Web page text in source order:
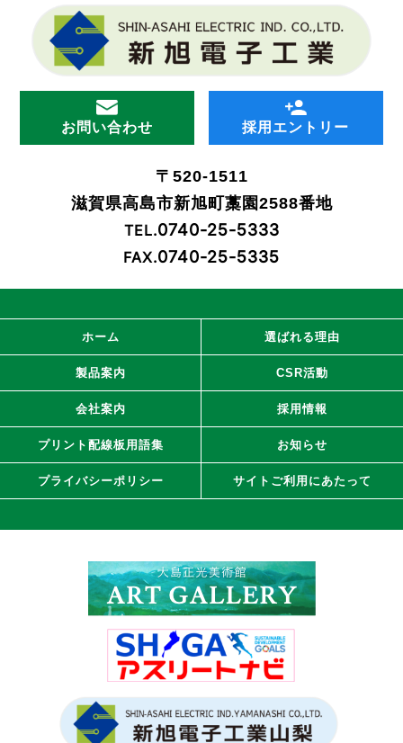
お問い合わせ 採用エントリー
〒520-1511
滋賀県高島市新旭町藁園2588番地
TEL.0740-25-5333
FAX.0740-25-5335
ホーム 選ばれる理由
製品案内 CSR活動
会社案内 採用情報
プリント配線板用語集 お知らせ
プライバシーポリシー サイトご利用にあたって